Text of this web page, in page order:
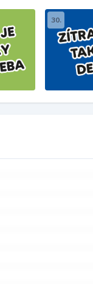
30.